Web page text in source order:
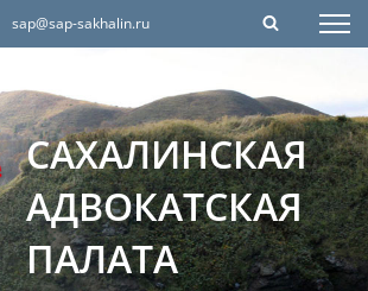
sap@sap-sakhalin.ru
САХАЛИНСКАЯ
АДВОКАТСКАЯ
ПАЛАТА